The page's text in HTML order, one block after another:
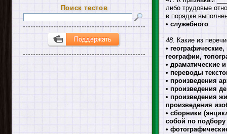
либо трудовые
в порядке
• служебного
48. Какие из
•
географии,
• драматические
• переводы
• произведения
• произведения
• произведения
произведения
• сборники
собой по подбору
•
Поиск тестов